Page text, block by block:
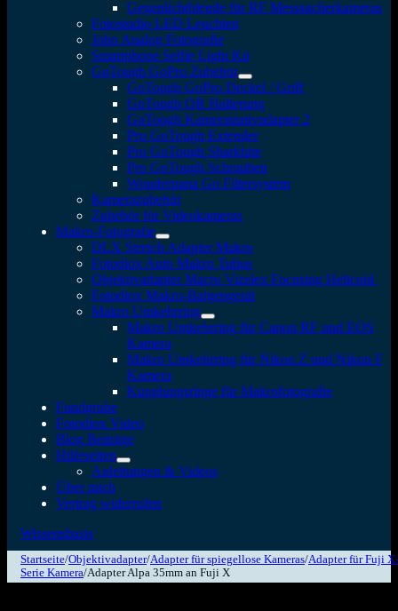
Gegenlichtblende für RF Messsucherkameras
Fotostudio LED Leuchten
Jobo Analog Fotografie
Smartphone Selfie Light Kit
GoTough GoPro Zubehör
GoTough GoPro Deckel / Griff
GoTough QR Halterung
GoTough Kamerastativadapter 2
Pro GoTough Extender
Pro GoTough Sharkbite
Pro GoTough Schrauben
Wonderpana Go Filtersystem
Kamerazubehör
Zubehör für Videokameras
Makro-Fotografie
DLX Stretch Adapter Makro
Fotodiox Auto Makro Tubus
Objektivadapter Macro Vizelex Focusing Helicoid
Fotodiox Makro-Balgengerät
Makro Umkehrring
Makro Umkehrring für Canon RF und EOS
Kamera
Makro Umkehrring für Nikon Z und Nikon F
Kamera
Kupplungsringe für Makrofotografie
Fundgrube
Fotodiox Video
Blog Beiträge
Hilfeseiten
Anleitungen & Videos
Über mich
Vertrag widerrufen
Wissensbasis
Startseite/Objektivadapter/Adapter für spiegellose Kameras/Adapter für Fuji X-
Serie Kamera/Adapter Alpa 35mm an Fuji X